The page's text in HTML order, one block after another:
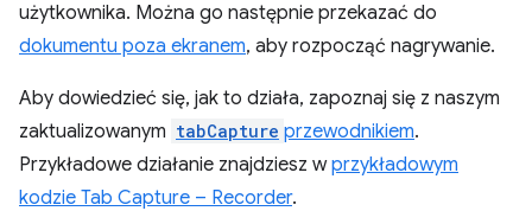
użytkownika. Można go następnie przekazać do
dokumentu poza ekranem, aby rozpocząć nagrywanie.
Aby dowiedzieć się, jak to działa, zapoznaj się z naszym
zaktualizowanym tabCapture przewodnikiem.
Przykładowe działanie znajdziesz wprzykładowym
kodzie Tab Capture – Recorder.